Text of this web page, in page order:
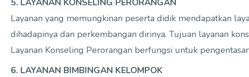
5. LAYANAN KONSELING PERORANGAN
Layanan yang memungkinan peserta didik mendapatkan
dihadapinya dan perkembangan dirinya. Tujuan layanan
Layanan Konseling Perorangan berfungsi untuk
6. LAYANAN BIMBINGAN KELOMPOK